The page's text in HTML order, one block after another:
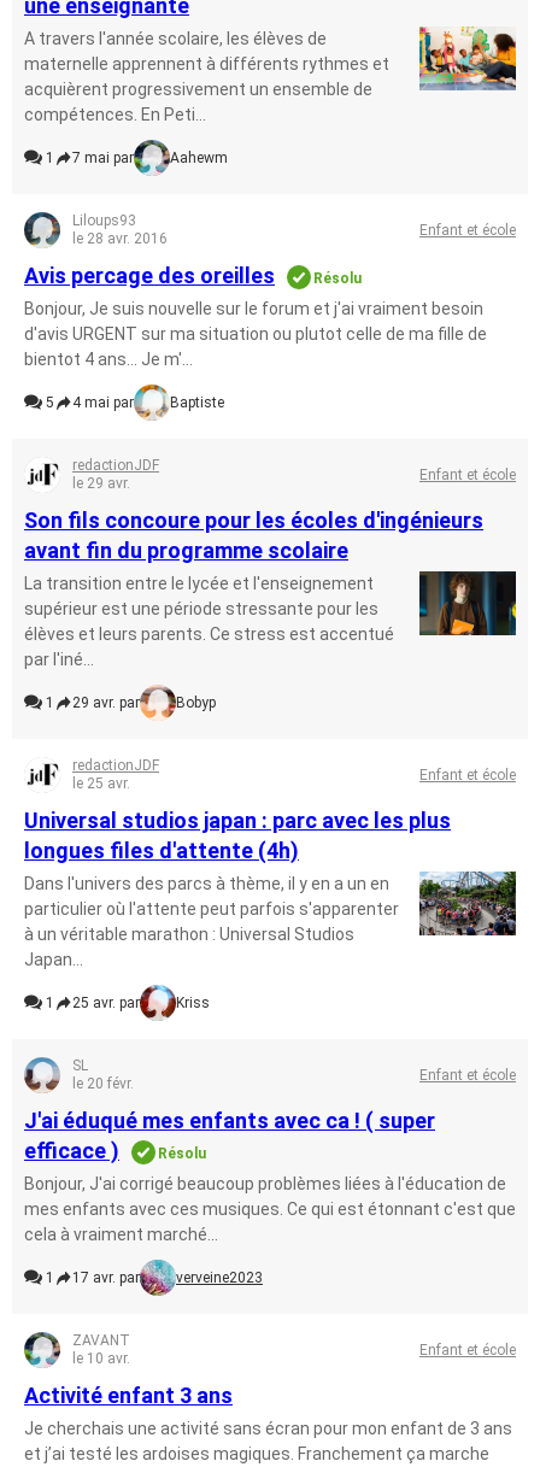
une enseignante
A travers l'année scolaire, les élèves de
maternelle apprennent à différents rythmes et
acquièrent progressivement un ensemble de
compétences. En Peti...
1 7 mai par Aahewm
Liloups93
le 28 avr. 2016
Enfant et école
Avis percage des oreilles Résolu
Bonjour, Je suis nouvelle sur le forum et j'ai vraiment besoin
d'avis URGENT sur ma situation ou plutot celle de ma fille de
bientot 4 ans... Je m'...
5 4 mai par Baptiste
redactionJDF
le 29 avr.
Enfant et école
Son fils concoure pour les écoles d'ingénieurs
avant fin du programme scolaire
La transition entre le lycée et l'enseignement
supérieur est une période stressante pour les
élèves et leurs parents. Ce stress est accentué
par l'iné...
1 29 avr. par Bobyp
redactionJDF
le 25 avr.
Enfant et école
Universal studios japan : parc avec les plus
longues files d'attente (4h)
Dans l'univers des parcs à thème, il y en a un en
particulier où l'attente peut parfois s'apparenter
à un véritable marathon : Universal Studios
Japan...
1 25 avr. par Kriss
SL
le 20 févr.
Enfant et école
J'ai éduqué mes enfants avec ca ! ( super
efficace )
Résolu
Bonjour, J'ai corrigé beaucoup problèmes liées à l'éducation de
mes enfants avec ces musiques. Ce qui est étonnant c'est que
cela à vraiment marché...
1 17 avr. par verveine2023
ZAVANT
le 10 avr.
Enfant et école
Activité enfant 3 ans
Je cherchais une activité sans écran pour mon enfant de 3 ans
et j’ai testé les ardoises magiques. Franchement ça marche